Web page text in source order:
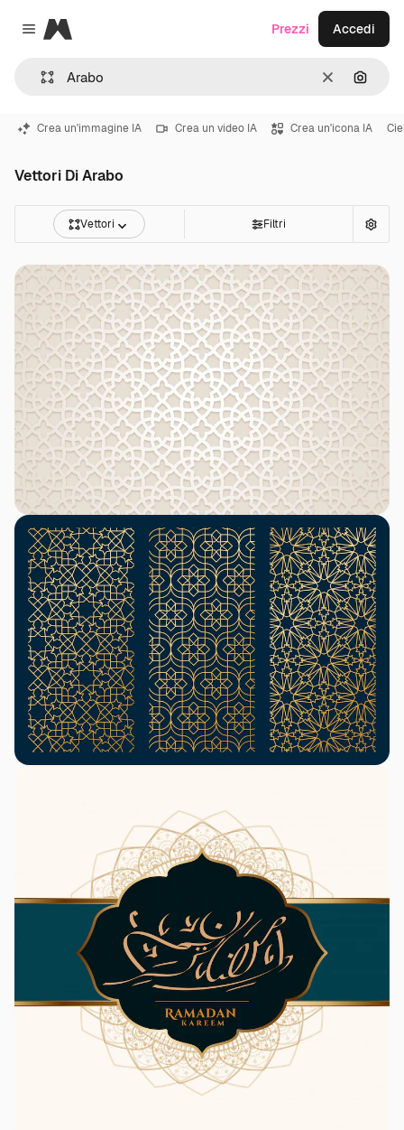
Close menu
Magnific
CancellaCerca
Prezzi Accedi
Crea un'immagine IA Crea un video IA Crea un'icona IA
Vettori Di Arabo
Vettori Filtri